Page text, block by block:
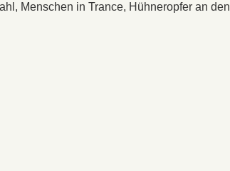
Menschen in Trance, Hühneropfer an den